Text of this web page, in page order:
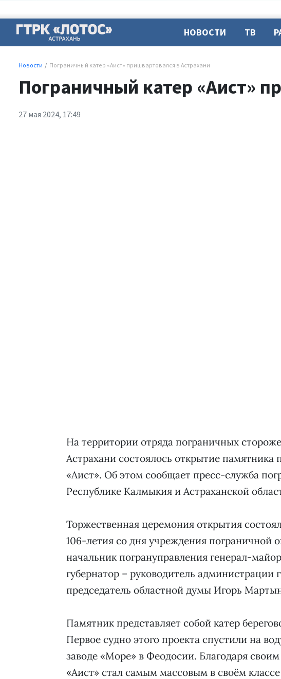
НОВОСТИ ТВ
Новости Пограничный катер «Аист» пришвартовался в Астрахани
Пограничный катер «Аист»
27 мая 2024, 17:49
На территории отряда пограничных
Астрахани состоялось открытие
«Аист». Об этом сообщает пресс-служба
Республике Калмыкия и Астраханской
Торжественная церемония открытия
106-летия со дня учреждения пограничной
начальник погрануправления генерал-
губернатор – руководитель администрации
председатель областной думы Игорь
Памятник представляет собой катер
Первое судно этого проекта спустили на
заводе «Море» в Феодосии. Благодаря
«Аист» стал самым массовым в своём